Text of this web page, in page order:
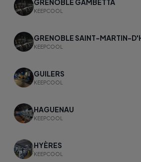
GRENOBLE GAMBETTA
KEEPCOOL
GRENOBLE SAINT-MARTIN-
KEEPCOOL
GUILERS
KEEPCOOL
HAGUENAU
KEEPCOOL
HYÈRES
KEEPCOOL